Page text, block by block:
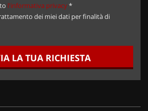
l'informativa privacy*
dei miei dati per finalità di
LA TUA RICHIESTA